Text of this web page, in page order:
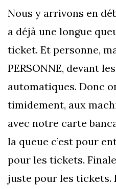
Nous y arrivons en
a déjà une longue
ticket. Et personne,
PERSONNE, devant
automatiques. Donc
timidement, aux
avec notre carte
la queue c’est pour
pour les tickets.
juste pour les tickets.